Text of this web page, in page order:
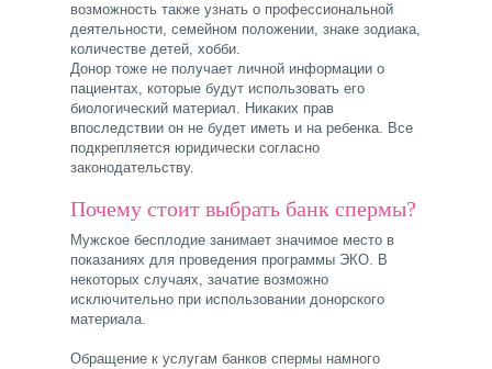
возможность также узнать о профессиональной
деятельности, семейном положении, знаке зодиака,
количестве детей, хобби.
Донор тоже не получает личной информации о
пациентах, которые будут использовать его
биологический материал. Никаких прав
впоследствии он не будет иметь и на ребенка. Все
подкрепляется юридически согласно
законодательству.
Почему стоит выбрать банк спермы?
Мужское бесплодие занимает значимое место в
показаниях для проведения программы ЭКО. В
некоторых случаях, зачатие возможно
исключительно при использовании донорского
материала.
Обращение к услугам банков спермы намного